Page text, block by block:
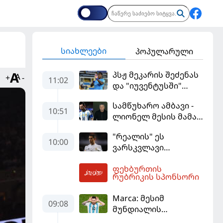
+ -
სიახლეები პოპულარული
11:02
პსჟ მეკარის შეძენას
და "იუვენტუსში"
აპირებს
10:51
სამწუხარო ამბავი -
ლიონელ მესის მამა
გარდაიცვალა
10:00
"რეალის" ეს
ვარსკვლავი
ჩიჩარიტომ ყოფილ
თანაგუნდელზე
ფეხბურთის
რუბრიკის სპონსორი
09:08
Marca: მესიმ
მუნდიალის